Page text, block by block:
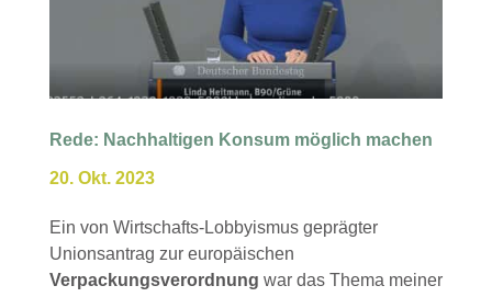
Rede: Nachhaltigen Konsum möglich machen
20. Okt. 2023
Ein von Wirtschafts-Lobbyismus geprägter
Unionsantrag zur europäischen
Verpackungsverordnung war das Thema meiner